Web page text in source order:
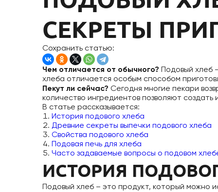
СЕКРЕТЫ
Сохранить статью:
Чем отличается от обычного?
Подовый хлеб
хлеба отличается особым способом
Пекут ли сейчас? Сегодня многие пекари
количество ингредиентов позволяют
В статье рассказывается:
История подового хлеба
Древние секреты выпечки подового хлеба
Свойства подового хлеба
Подовая печь для хлеба
Часто задаваемые вопросы о подовом
ИСТОРИЯ
Подовый хлеб – это продукт, который можно